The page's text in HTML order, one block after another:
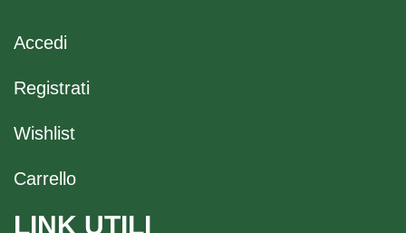
Accedi
Registrati
Wishlist
Carrello
LINK UTILI